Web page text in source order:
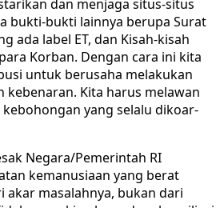
dan menjaga situs-situs
bukti-bukti lainnya berupa Surat
ada label ET, dan Kisah-kisah
Korban. Dengan cara ini kita
untuk berusaha melakukan
kebenaran. Kita harus melawan
yang selalu dikoar-
Negara/Pemerintah RI
kemanusiaan yang berat
akar masalahnya, bukan dari